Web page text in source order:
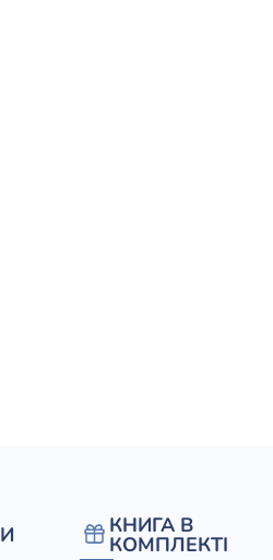
КНИГА В
КОМПЛЕКТІ